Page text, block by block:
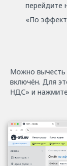
перейдите
«По
Можно вычесть
включён. Для
НДС» и нажмите